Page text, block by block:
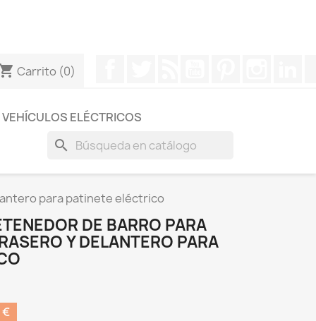
Carrito (0)
VEHÍCULOS ELÉCTRICOS
search
para patinete eléctrico
DE BARRO PARA
Y DELANTERO PARA
€